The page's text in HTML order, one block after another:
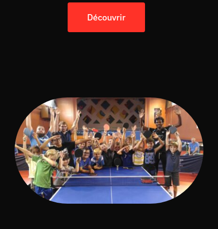
Découvrir